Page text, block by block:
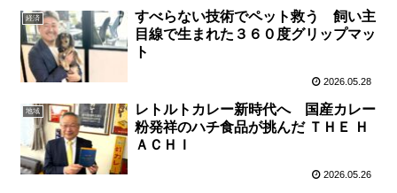
経済
すべらない技術でペット救う 飼い主
目線で生まれた３６０度グリップマッ
ト
2026.05.28
地域
レトルトカレー新時代へ 国産カレー
粉発祥のハチ食品が挑んだ ＴＨＥ Ｈ
ＡＣＨＩ
2026.05.26